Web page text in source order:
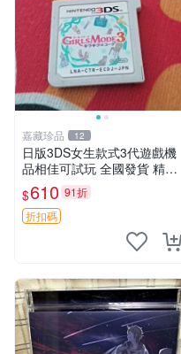
嘉藏珍品 12
日版3DS女生款式3代遊戲機
品相佳可試玩 全國發貨 精選
遊戲機 3DS 女生款 測試機
$610 91折
折扣碼